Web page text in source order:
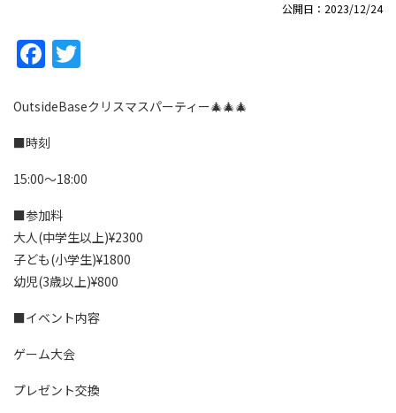
公開日：2023/12/24
Facebook
OutsideBaseクリスマスパーティー🎄🎄🎄
■時刻
15:00～18:00
■参加料
大人(中学生以上)¥2300
子ども(小学生)¥1800
幼児(3歳以上)¥800
■イベント内容
ゲーム大会
プレゼント交換